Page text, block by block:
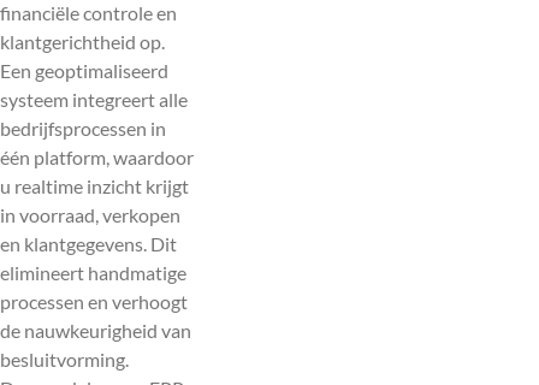
financiële controle en
klantgerichtheid op.
Een geoptimaliseerd
systeem integreert alle
bedrijfsprocessen in
één platform, waardoor
u realtime inzicht krijgt
in voorraad, verkopen
en klantgegevens. Dit
elimineert handmatige
processen en verhoogt
de nauwkeurigheid van
besluitvorming.